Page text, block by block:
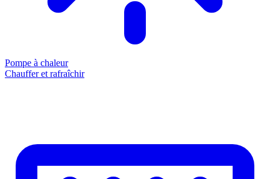
Pompe à chaleur
Chauffer et rafraîchir